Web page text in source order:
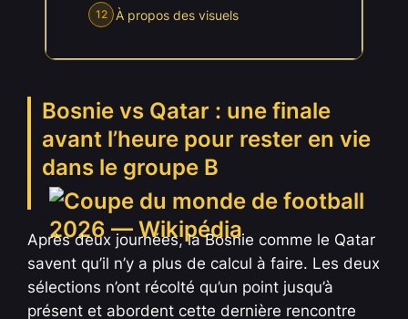
12 À propos des visuels
Bosnie vs Qatar : une finale
avant l’heure pour rester en vie
dans le groupe B
Après deux journées, la Bosnie comme le Qatar
savent qu’il n’y a plus de calcul à faire. Les deux
sélections n’ont récolté qu’un point jusqu’à
présent et abordent cette dernière rencontre